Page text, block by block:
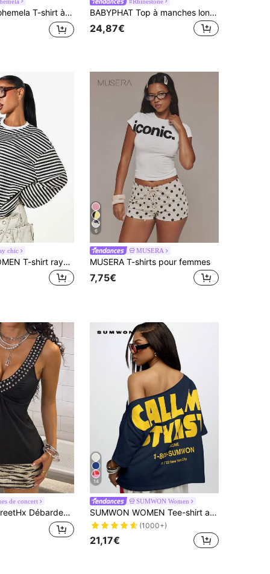
shirt à col bateau en tricot de couleur unie à manches courtes pour femmes BABYPHAT Top à manches longues avec encolure échancrée et ornements de strass, avec design de texte marquant pour l'automne et l'hiver
24,87€
chic
SUMWON WOMEN T-shirt rayé à manches longues, décontracté, coupe ample et ample, col ras du cou, essentiel de la garde-robe pour l'automne et l'hiver
6
MUSERA
MUSERA T-shirts pour femmes
7,75€
de concert
femme à col rond avec sequins gris foncé à la mode
14
SUMWON Women
SUMWON WOMEN Tee-shirt ample à épaules dénudées, style casual, imprimé graphique, style de rue automnal New York Hotline, imprimé rétro, mode, manches courtes
(1000+)
21,17€